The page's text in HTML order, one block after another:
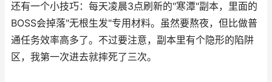
还有一个小技巧：每天凌晨3点刷新的"寒潭"副本，里面的
BOSS会掉落"无根生发"专用材料。虽然要熬夜，但比做普
通任务效率高多了。不过要注意，副本里有个隐形的陷阱
区，我第一次进去就摔死了三次。